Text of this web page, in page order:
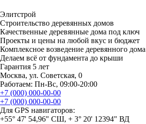
Элитстрой
Строительство деревянных домов
Качественные деревянные дома под ключ
Проекты и цены на любой вкус и бюджет
Комплексное возведение деревянного дома
Делаем всё от фундамента до крыши
Гарантия 5 лет
Москва, ул. Советская, 0
Работаем: Пн-Вс, 09:00-20:00
+7 (000) 000-00-00
+7 (000) 000-00-00
Для GPS навигаторов:
+55° 47' 54,96" СШ, + 3° 20' 12394" ВД